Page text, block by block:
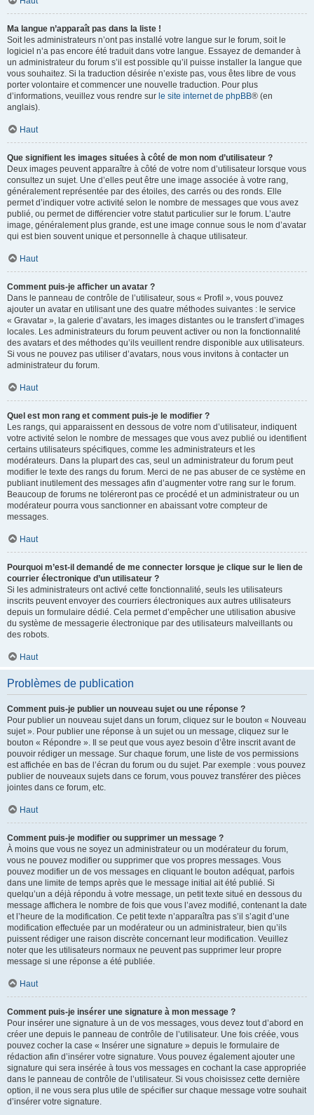
Ma langue n’apparaît pas dans la liste !
Soit les administrateurs n’ont pas installé votre langue sur le forum, soit le
logiciel n’a pas encore été traduit dans votre langue. Essayez de demander à
un administrateur du forum s’il est possible qu’il puisse installer la langue que
vous souhaitez. Si la traduction désirée n’existe pas, vous êtes libre de vous
porter volontaire et commencer une nouvelle traduction. Pour plus
d’informations, veuillez vous rendre sur le site internet de phpBB® (en
anglais).
Haut
Que signifient les images situées à côté de mon nom d’utilisateur ?
Deux images peuvent apparaître à côté de votre nom d’utilisateur lorsque vous
consultez un sujet. Une d’elles peut être une image associée à votre rang,
généralement représentée par des étoiles, des carrés ou des ronds. Elle
permet d’indiquer votre activité selon le nombre de messages que vous avez
publié, ou permet de différencier votre statut particulier sur le forum. L’autre
image, généralement plus grande, est une image connue sous le nom d’avatar
qui est bien souvent unique et personnelle à chaque utilisateur.
Haut
Comment puis-je afficher un avatar ?
Dans le panneau de contrôle de l’utilisateur, sous « Profil », vous pouvez
ajouter un avatar en utilisant une des quatre méthodes suivantes : le service
« Gravatar », la galerie d’avatars, les images distantes ou le transfert d’images
locales. Les administrateurs du forum peuvent activer ou non la fonctionnalité
des avatars et des méthodes qu’ils veuillent rendre disponible aux utilisateurs.
Si vous ne pouvez pas utiliser d’avatars, nous vous invitons à contacter un
administrateur du forum.
Haut
Quel est mon rang et comment puis-je le modifier ?
Les rangs, qui apparaissent en dessous de votre nom d’utilisateur, indiquent
votre activité selon le nombre de messages que vous avez publié ou identifient
certains utilisateurs spécifiques, comme les administrateurs et les
modérateurs. Dans la plupart des cas, seul un administrateur du forum peut
modifier le texte des rangs du forum. Merci de ne pas abuser de ce système en
publiant inutilement des messages afin d’augmenter votre rang sur le forum.
Beaucoup de forums ne toléreront pas ce procédé et un administrateur ou un
modérateur pourra vous sanctionner en abaissant votre compteur de
messages.
Haut
Pourquoi m’est-il demandé de me connecter lorsque je clique sur le lien de
courrier électronique d’un utilisateur ?
Si les administrateurs ont activé cette fonctionnalité, seuls les utilisateurs
inscrits peuvent envoyer des courriers électroniques aux autres utilisateurs
depuis un formulaire dédié. Cela permet d’empêcher une utilisation abusive
du système de messagerie électronique par des utilisateurs malveillants ou
des robots.
Haut
Problèmes de publication
Comment puis-je publier un nouveau sujet ou une réponse ?
Pour publier un nouveau sujet dans un forum, cliquez sur le bouton « Nouveau
sujet ». Pour publier une réponse à un sujet ou un message, cliquez sur le
bouton « Répondre ». Il se peut que vous ayez besoin d’être inscrit avant de
pouvoir rédiger un message. Sur chaque forum, une liste de vos permissions
est affichée en bas de l’écran du forum ou du sujet. Par exemple : vous pouvez
publier de nouveaux sujets dans ce forum, vous pouvez transférer des pièces
jointes dans ce forum, etc.
Haut
Comment puis-je modifier ou supprimer un message ?
À moins que vous ne soyez un administrateur ou un modérateur du forum,
vous ne pouvez modifier ou supprimer que vos propres messages. Vous
pouvez modifier un de vos messages en cliquant le bouton adéquat, parfois
dans une limite de temps après que le message initial ait été publié. Si
quelqu’un a déjà répondu à votre message, un petit texte situé en dessous du
message affichera le nombre de fois que vous l’avez modifié, contenant la date
et l’heure de la modification. Ce petit texte n’apparaîtra pas s’il s’agit d’une
modification effectuée par un modérateur ou un administrateur, bien qu’ils
puissent rédiger une raison discrète concernant leur modification. Veuillez
noter que les utilisateurs normaux ne peuvent pas supprimer leur propre
message si une réponse a été publiée.
Haut
Comment puis-je insérer une signature à mon message ?
Pour insérer une signature à un de vos messages, vous devez tout d’abord en
créer une depuis le panneau de contrôle de l’utilisateur. Une fois créée, vous
pouvez cocher la case « Insérer une signature » depuis le formulaire de
rédaction afin d’insérer votre signature. Vous pouvez également ajouter une
signature qui sera insérée à tous vos messages en cochant la case appropriée
dans le panneau de contrôle de l’utilisateur. Si vous choisissez cette dernière
option, il ne vous sera plus utile de spécifier sur chaque message votre souhait
d’insérer votre signature.